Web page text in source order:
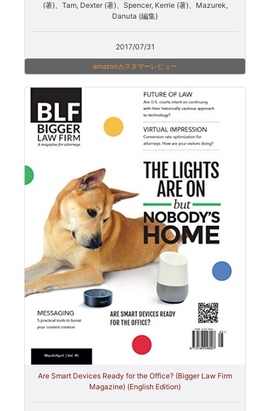
(著)、Tam, Dexter (著)、Spencer, Kerrie (著)、Mazurek,
Danuta (編集)
2017/07/31
amazonカスタマーレビュー
Are Smart Devices Ready for the Office? (Bigger Law Firm
Magazine) (English Edition)